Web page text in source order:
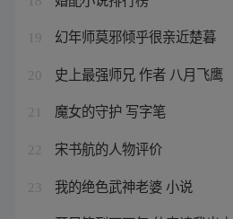
19 幻年师莫邪倾乎很亲近楚暮
20 史上最强师兄 作者 八月飞鹰
21 魔女的守护 写字笔
22 宋书航的人物评价
23 我的绝色武神老婆 小说